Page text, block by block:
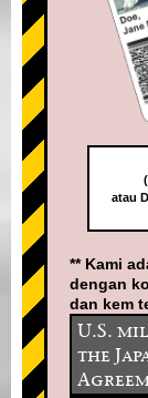
atau
** Kami
dengan
dan kem
U.S.
the